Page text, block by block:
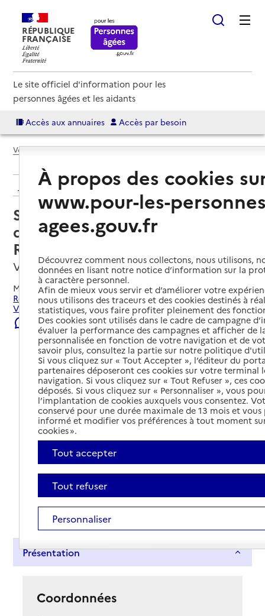
RÉPUBLIQUE
FRANÇAISE
Le site officiel d'information pour les
personnes âgées et les aidants
Accès aux annuaires Accès par besoin
Voir le fil d’Ariane
Retour aux résultats de l'annuaire
Service de soins infirmiers à
domicile – SSIAD ADMR des 3
Rivières
Vernioz, ISERE
Mis à jour le07/08/2026
Rechercher les établissements et services autour de
Vernioz.
Signaler une erreur
Tout déplier
Présentation
Coordonnées
À propos des cookies
www.pour-les-
agees.gouv.fr
Découvrez comment nous collectons, nous utilisons,
données en lisant notre notice d’information sur la
à caractère personnel.
Afin de mieux vous servir et d’améliorer votre
nous utilisons des traceurs et des cookies destinés à
statistiques, vous faire profiter pleinement des
Des cookies sont utilisés dans le cadre de campagne
évaluer la performance des campagnes et afficher de
personnalisée en fonction de votre navigation et de
savoir plus, consultez la partie sur notre politique
Si vous cliquez sur « Tout Accepter », l’éditeur du
partenaires déposeront ces cookies sur votre terminal
navigation. Si vous cliquez sur « Tout Refuser », ces
déposés. Si vous cliquez sur « Personnaliser », vous
l’implantation de cookies auxquels vous consentez.
conservé pour une durée maximale de 13 mois et
informé et modifier vos préférences à tout moment
cookies ».
Tout accepter
Tout refuser
Personnaliser